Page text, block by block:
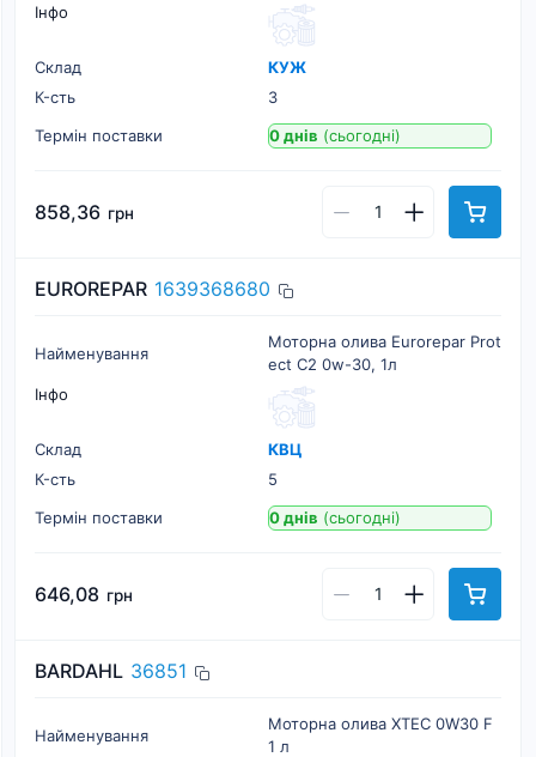
Інфо
Склад
КУЖ
К-cть
3
Термін поставки
0 днів (сьогодні)
858,36 грн
EUROREPAR 1639368680
Найменування
Моторна олива Eurorepar Prot
ect C2 0w-30, 1л
Інфо
Склад
КВЦ
К-cть
5
Термін поставки
0 днів (сьогодні)
646,08 грн
BARDAHL 36851
Найменування
Моторна олива XTEC 0W30 F
1 л